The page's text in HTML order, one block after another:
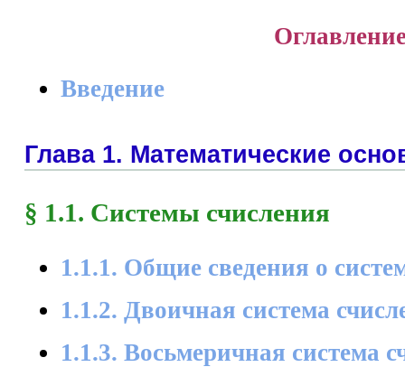
Введение
Глава 1. Математические
§ 1.1. Системы счисления
1.1.1. Общие сведения о
1.1.2. Двоичная система
1.1.3. Восьмеричная система